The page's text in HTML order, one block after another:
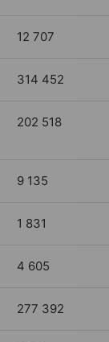
12 707
314 452
202 518
9 135
1 831
4 605
277 392